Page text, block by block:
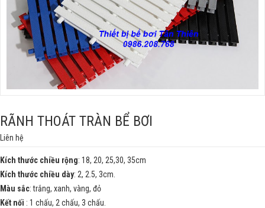
RÃNH THOÁT TRÀN BỂ BƠI
Liên hệ
Kích thước chiều rộng: 18, 20, 25,30, 35cm
Kích thước chiều dày: 2, 2.5, 3cm.
Màu sắc: trắng, xanh, vàng, đỏ
Kết nối : 1 chấu, 2 chấu, 3 chấu.